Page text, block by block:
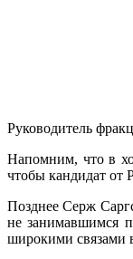
Руководитель
Напомним, что в
чтобы кандидат от
Позднее Серж
не занимавшимся
широкими связами